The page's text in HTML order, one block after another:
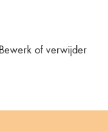
of verwijder